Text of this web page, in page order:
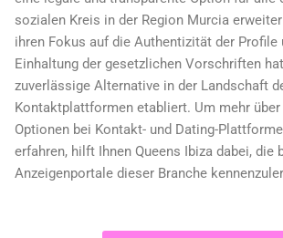
sozialen Kreis in der Region Murcia
ihren Fokus auf die Authentizität der
Einhaltung der gesetzlichen Vorschriften
zuverlässige Alternative in der Landschaft
Kontaktplattformen etabliert. Um mehr
Optionen bei Kontakt- und Dating-
erfahren, hilft Ihnen Queens Ibiza dabei, die
Anzeigenportale dieser Branche